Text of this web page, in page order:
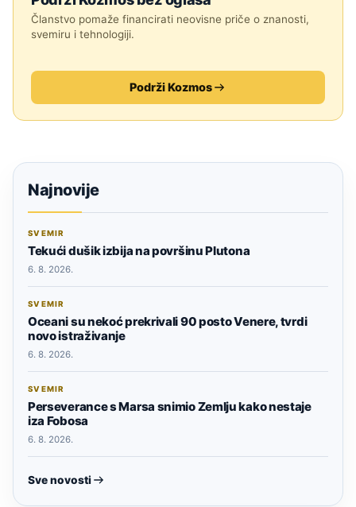
Članstvo pomaže financirati neovisne priče o znanosti,
svemiru i tehnologiji.
Podrži Kozmos
Najnovije
SVEMIR
Tekući dušik izbija na površinu Plutona
6. 8. 2026.
SVEMIR
Oceani su nekoć prekrivali 90 posto Venere, tvrdi
novo istraživanje
6. 8. 2026.
SVEMIR
Perseverance s Marsa snimio Zemlju kako nestaje
iza Fobosa
6. 8. 2026.
Sve novosti